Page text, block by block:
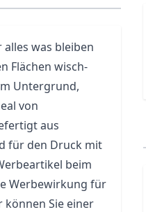
was bleiben
Flächen wisch-
Untergrund,
von
aus
für den Druck mit
beim
Werbewirkung für
Sie einer